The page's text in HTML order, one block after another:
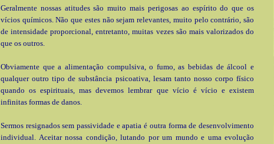
Geralmente nossas atitudes são muito mais perigosas ao espírito do que os
vícios químicos. Não que estes não sejam relevantes, muito pelo contrário, são
de intensidade proporcional, entretanto, muitas vezes são mais valorizados do
que os outros.
Obviamente que a alimentação compulsiva, o fumo, as bebidas de álcool e
qualquer outro tipo de substância psicoativa, lesam tanto nosso corpo físico
quando os espirituais, mas devemos lembrar que vício é vício e existem
infinitas formas de danos.
Sermos resignados sem passividade e apatia é outra forma de desenvolvimento
individual. Aceitar nossa condição, lutando por um mundo e uma evolução